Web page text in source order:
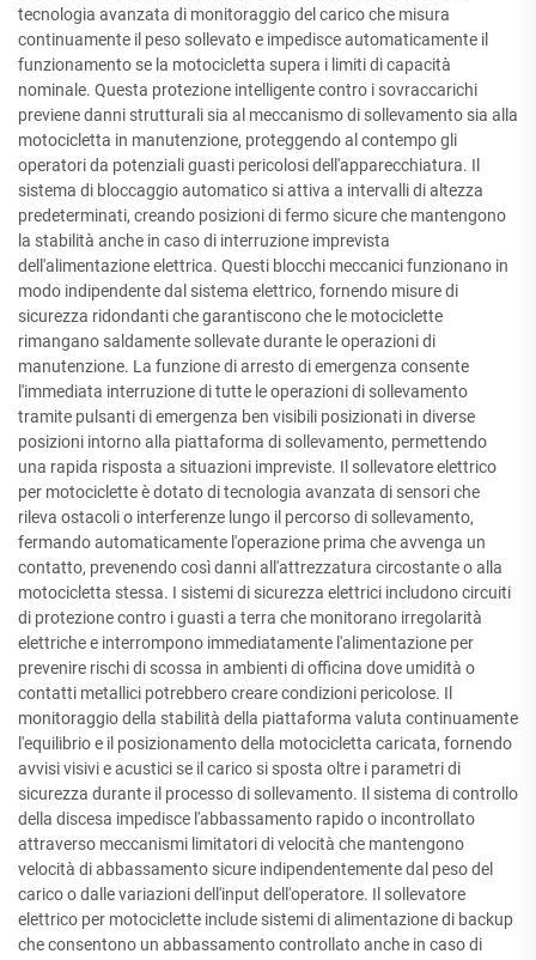
tecnologia avanzata di monitoraggio del carico che misura
continuamente il peso sollevato e impedisce automaticamente il
funzionamento se la motocicletta supera i limiti di capacità
nominale. Questa protezione intelligente contro i sovraccarichi
previene danni strutturali sia al meccanismo di sollevamento sia alla
motocicletta in manutenzione, proteggendo al contempo gli
operatori da potenziali guasti pericolosi dell'apparecchiatura. Il
sistema di bloccaggio automatico si attiva a intervalli di altezza
predeterminati, creando posizioni di fermo sicure che mantengono
la stabilità anche in caso di interruzione imprevista
dell'alimentazione elettrica. Questi blocchi meccanici funzionano in
modo indipendente dal sistema elettrico, fornendo misure di
sicurezza ridondanti che garantiscono che le motociclette
rimangano saldamente sollevate durante le operazioni di
manutenzione. La funzione di arresto di emergenza consente
l'immediata interruzione di tutte le operazioni di sollevamento
tramite pulsanti di emergenza ben visibili posizionati in diverse
posizioni intorno alla piattaforma di sollevamento, permettendo
una rapida risposta a situazioni impreviste. Il sollevatore elettrico
per motociclette è dotato di tecnologia avanzata di sensori che
rileva ostacoli o interferenze lungo il percorso di sollevamento,
fermando automaticamente l'operazione prima che avvenga un
contatto, prevenendo così danni all'attrezzatura circostante o alla
motocicletta stessa. I sistemi di sicurezza elettrici includono circuiti
di protezione contro i guasti a terra che monitorano irregolarità
elettriche e interrompono immediatamente l'alimentazione per
prevenire rischi di scossa in ambienti di officina dove umidità o
contatti metallici potrebbero creare condizioni pericolose. Il
monitoraggio della stabilità della piattaforma valuta continuamente
l'equilibrio e il posizionamento della motocicletta caricata, fornendo
avvisi visivi e acustici se il carico si sposta oltre i parametri di
sicurezza durante il processo di sollevamento. Il sistema di controllo
della discesa impedisce l'abbassamento rapido o incontrollato
attraverso meccanismi limitatori di velocità che mantengono
velocità di abbassamento sicure indipendentemente dal peso del
carico o dalle variazioni dell'input dell'operatore. Il sollevatore
elettrico per motociclette include sistemi di alimentazione di backup
che consentono un abbassamento controllato anche in caso di